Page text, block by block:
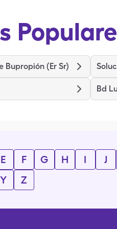
Bupropión (Er Sr)
Bd
E F G H I J
Y Z